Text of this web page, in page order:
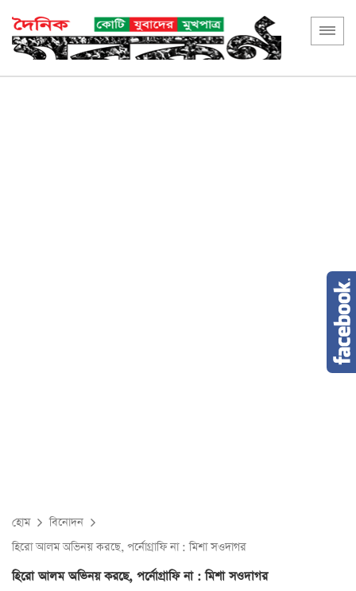
হোম
বিনোদন
হিরো আলম অভিনয় করছে, পর্নোগ্রাফি না : মিশা সওদাগর
হিরো আলম অভিনয় করছে, পর্নোগ্রাফি না : মিশা সওদাগর